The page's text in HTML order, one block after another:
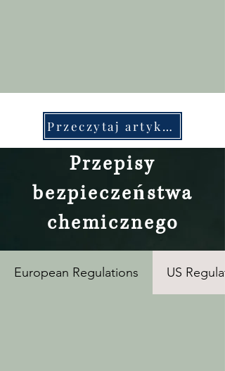
Przeczytaj artykuły SDS
Przepisy
bezpieczeństwa
chemicznego
European Regulations US